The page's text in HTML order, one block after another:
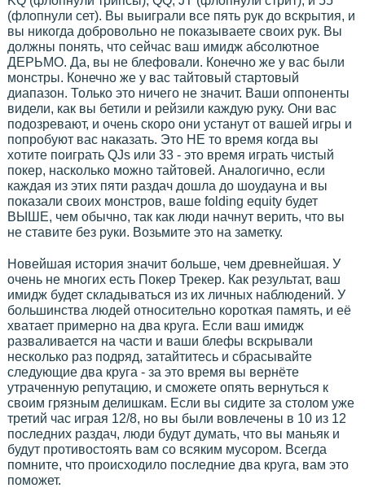
(флопнули сет). Вы выиграли все пять рук до вскрытия, и
вы никогда добровольно не показываете своих рук. Вы
должны понять, что сейчас ваш имидж абсолютное
ДЕРЬМО. Да, вы не блефовали. Конечно же у вас были
монстры. Конечно же у вас тайтовый стартовый
диапазон. Только это ничего не значит. Ваши оппоненты
видели, как вы бетили и рейзили каждую руку. Они вас
подозревают, и очень скоро они устанут от вашей игры и
попробуют вас наказать. Это НЕ то время когда вы
хотите поиграть QJs или 33 - это время играть чистый
покер, насколько можно тайтовей. Аналогично, если
каждая из этих пяти раздач дошла до шоудауна и вы
показали своих монстров, ваше folding equity будет
ВЫШЕ, чем обычно, так как люди начнут верить, что вы
не ставите без руки. Возьмите это на заметку.
Новейшая история значит больше, чем древнейшая. У
очень не многих есть Покер Трекер. Как результат, ваш
имидж будет складываться из их личных наблюдений. У
большинства людей относительно короткая память, и её
хватает примерно на два круга. Если ваш имидж
разваливается на части и ваши блефы вскрывали
несколько раз подряд, затайтитесь и сбрасывайте
следующие два круга - за это время вы вернёте
утраченную репутацию, и сможете опять вернуться к
своим грязным делишкам. Если вы сидите за столом уже
третий час играя 12/8, но вы были вовлечены в 10 из 12
последних раздач, люди будут думать, что вы маньяк и
будут противостоять вам со всяким мусором. Всегда
помните, что происходило последние два круга, вам это
поможет.